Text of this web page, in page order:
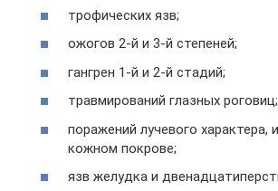
трофических язв;
ожогов 2-й и 3-й степеней;
гангрен 1-й и 2-й стадий;
травмирований глазных роговиц;
поражений лучевого
кожном покрове;
язв желудка и